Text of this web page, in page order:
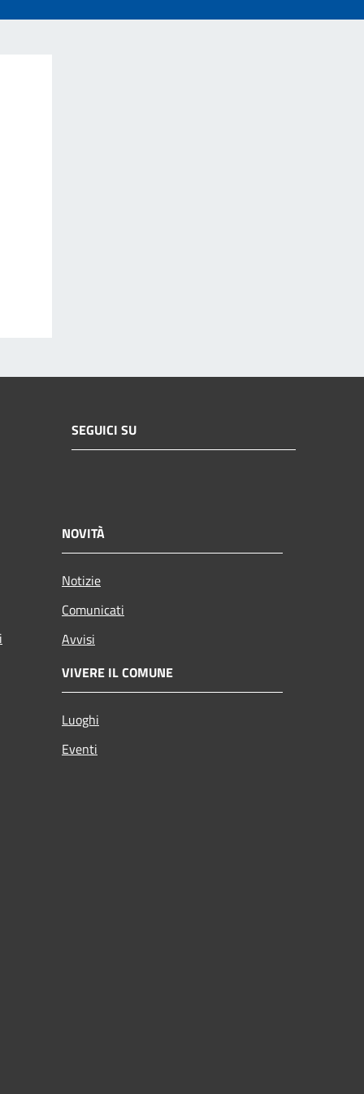
SEGUICI SU
NOVITÀ
Notizie
Comunicati
Avvisi
VIVERE IL COMUNE
Luoghi
Eventi